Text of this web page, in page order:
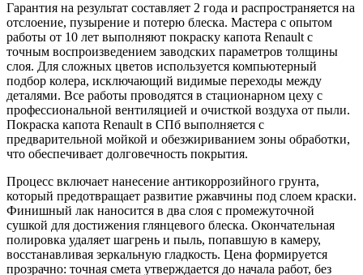
Гарантия на результат составляет 2 года и распространяется на
отслоение, пузырение и потерю блеска. Мастера с опытом
работы от 10 лет выполняют покраску капота Renault с
точным воспроизведением заводских параметров толщины
слоя. Для сложных цветов используется компьютерный
подбор колера, исключающий видимые переходы между
деталями. Все работы проводятся в стационарном цеху с
профессиональной вентиляцией и очисткой воздуха от пыли.
Покраска капота Renault в СПб выполняется с
предварительной мойкой и обезжириванием зоны обработки,
что обеспечивает долговечность покрытия.
Процесс включает нанесение антикоррозийного грунта,
который предотвращает развитие ржавчины под слоем краски.
Финишный лак наносится в два слоя с промежуточной
сушкой для достижения глянцевого блеска. Окончательная
полировка удаляет шагрень и пыль, попавшую в камеру,
восстанавливая зеркальную гладкость. Цена формируется
прозрачно: точная смета утверждается до начала работ, без